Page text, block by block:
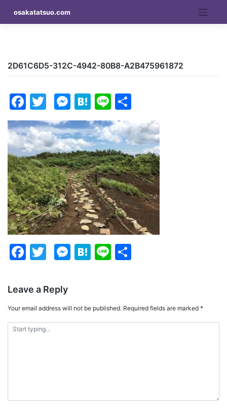
content
osakatatsuo.com
2D61C6D5-312C-4942-80B8-A2B475961872
Facebook
Twitter
Messenger
Hatena
Line
Facebook
Twitter
Messenger
Hatena
Line
Leave a Reply
Your email address will not be published. Required fields are marked *